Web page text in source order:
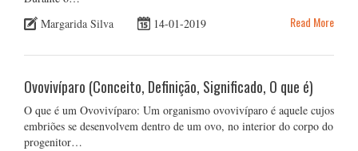
Margarida Silva
14-01-2019 Read More
Ovovivíparo (Conceito, Definição, Significado, O que é)
O que é um Ovovivíparo: Um organismo ovovivíparo é aquele cujos
embriões se desenvolvem dentro de um ovo, no interior do corpo do
progenitor…